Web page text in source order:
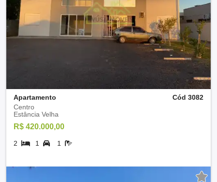
Apartamento
Cód 3082
Centro
Estância Velha
R$ 420.000,00
2 1 1